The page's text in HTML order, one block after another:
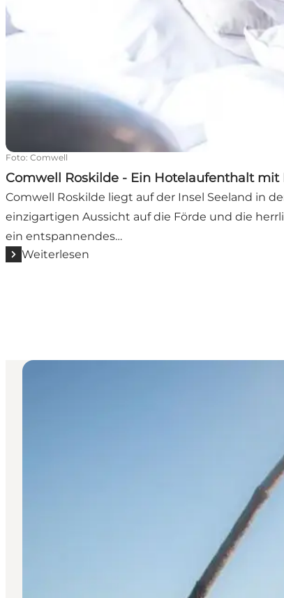
Foto: Comwell
Comwell Roskilde - Ein Hotelaufenthalt
Comwell Roskilde liegt auf der Insel Seeland in
einzigartigen Aussicht auf die Förde und die
ein entspannendes…
Weiterlesen